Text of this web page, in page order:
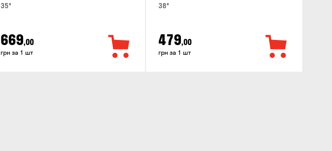
35°
669,00
грн за 1 шт
38°
479,00
грн за 1 шт